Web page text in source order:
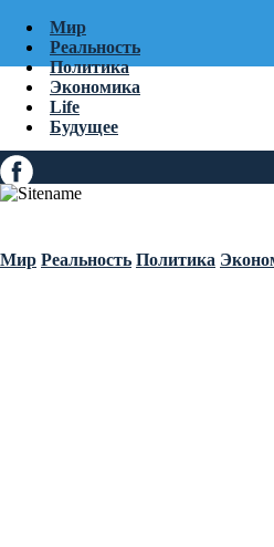
Мир
Реальность
Политика
Экономика
Life
Будущее
Мир Реальность Политика